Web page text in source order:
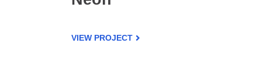
VIEW PROJECT